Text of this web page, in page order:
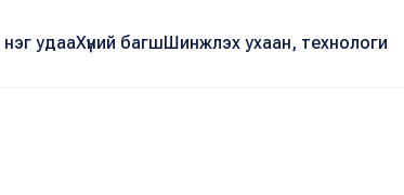
нэг удааХүний багшШинжлэх ухаан, технологи